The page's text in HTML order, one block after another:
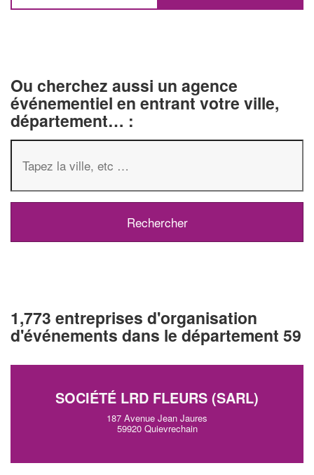
Ou cherchez aussi un agence
événementiel en entrant votre ville,
département… :
1,773 entreprises d'organisation
d'événements dans le département 59
SOCIÉTÉ LRD FLEURS (SARL)
187 Avenue Jean Jaures
59920 Quievrechain